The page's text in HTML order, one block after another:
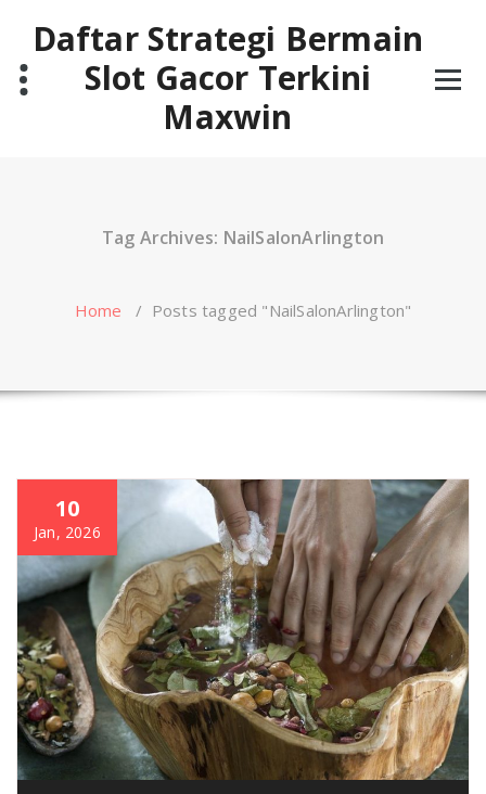
contentDaftar Strategi Bermain
Slot Gacor Terkini
Maxwin
Tag Archives: NailSalonArlington
Home / Posts tagged "NailSalonArlington"
10
Jan, 2026